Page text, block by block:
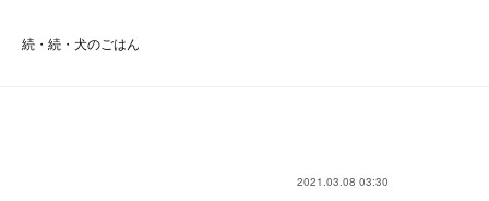
続・続・犬のごはん
2021.03.08 03:30